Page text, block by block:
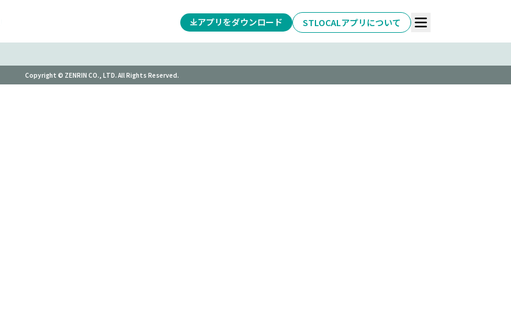
アプリをダウンロード STLOCALアプリについて
Copyright © ZENRIN CO., LTD. All Rights Reserved.